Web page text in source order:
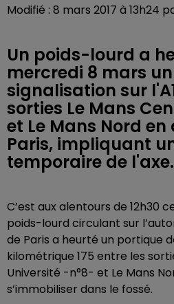
Modifié : 8 mars 2017 à 13h24
Un poids-lourd a
mercredi 8 mars
signalisation sur
sorties Le Mans
et Le Mans Nord
Paris, impliquant
temporaire de l'axe.
C’est aux alentours de 12h30
poids-lourd circulant sur
de Paris a heurté un portique
kilométrique 175 entre les
Université -n°8- et Le Mans
s’immobiliser dans le fossé.